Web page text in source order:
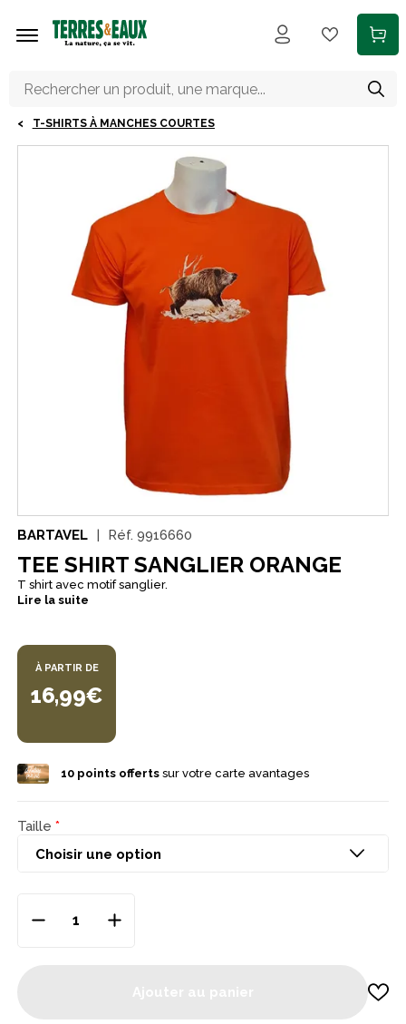
T-SHIRTS À MANCHES COURTES
BARTAVEL Réf. 9916660
TEE SHIRT SANGLIER ORANGE
T shirt avec motif sanglier.
Lire la suite
À PARTIR DE
16,99€
10points offertssur votre carte avantages
Taille